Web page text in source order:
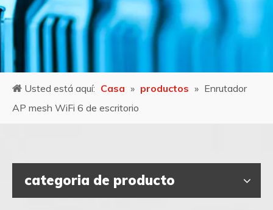
Usted está aquí: Casa » productos » Enrutador
AP mesh WiFi 6 de escritorio
categoria de producto